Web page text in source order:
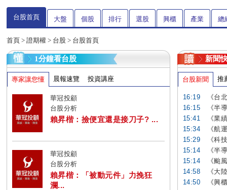
台股首頁 大盤 個股 排行 選股 興櫃 產業 總
首頁 > 證期權 > 台股 > 台股首頁
1分鐘看台股
專家讓您懂 晨報速覽 投資講座
華冠投顧
台股分析
賴昇楷：撿便宜還是接刀子? ...
華冠投顧
台股分析
賴昇楷：「被動元件」力挽狂
瀾...
新聞
台股新聞 推
16:19
《台
16:15
《半
15:41
《業
15:34
《航
15:29
《科
15:14
《半
15:14
《颱
14:58
《大
14:50
《興